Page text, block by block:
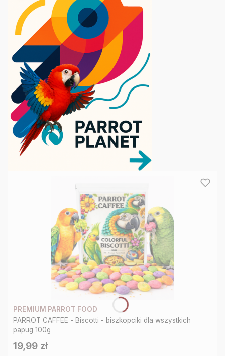
PREMIUM PARROT FOOD
PARROT CAFFEE - Biscotti - biszkopciki dla wszystkich
papug 100g
Cena
19,99 zł
5.0
★
★
★
★
Jesteśmy
największym
internetowym,
dedykowanym
Polsce.
asortymentu
posiadamy
w
wyłącznej